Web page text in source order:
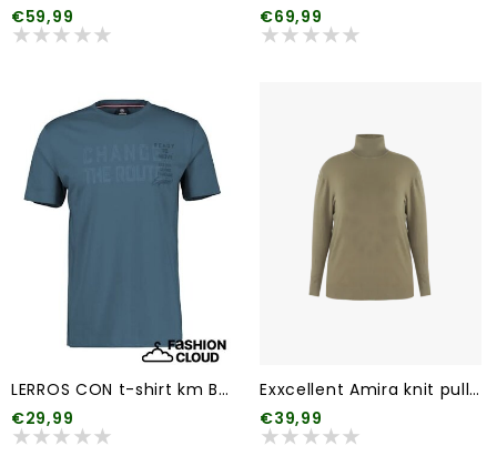
€59,99
€69,99
LERROS CON t-shirt km BT (meerdere kleuren)
€29,99
Exxcellent Amira knit pullover (2 kleuren)
€39,99